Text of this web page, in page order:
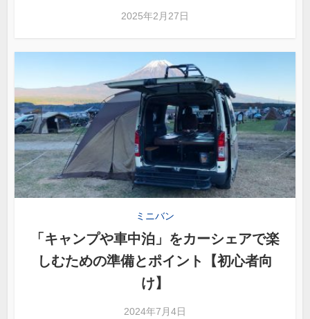
2025年2月27日
ミニバン
「キャンプや車中泊」をカーシェアで楽
しむための準備とポイント【初心者向
け】
2024年7月4日